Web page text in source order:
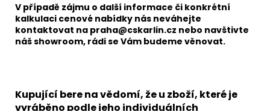
V případě zájmu o další informace či konkrétní
kalkulaci cenové nabídky nás neváhejte
kontaktovat na praha@cskarlin.cz nebo navštivte
náš showroom, rádi se Vám budeme věnovat.
Kupující bere na vědomí, že u zboží, které je
vyráběno podle jeho individuálních